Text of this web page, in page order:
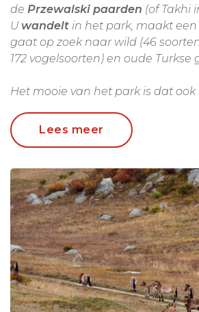
de Przewalski paarden (of Takhi
U wandelt in het park, maakt een
gaat op zoek naar wild (46
172 vogelsoorten) en oude Turkse
Het mooie van het park is dat ook
maken met het nomadenleven en
genieten van de prachtige natuur.
grafstenen. En dat allemaal op
van de hoofdstad.
Het zijn de Nederlanders
herintroductie van het
mogelijk gemaakt. En nog
Nederlandse overheid dit park.
paard is het laatste 'echte'
waar alle andere paarden van
Lees meer